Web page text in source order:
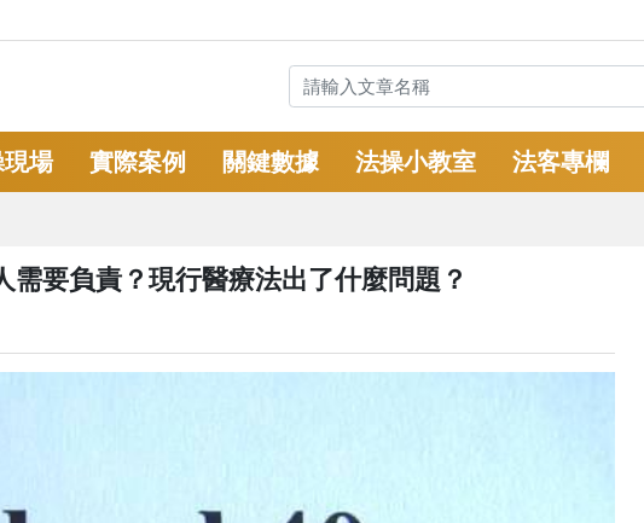
場 實際案例 關鍵數據 法操小教室 法客專欄
要負責？現行醫療法出了什麼問題？